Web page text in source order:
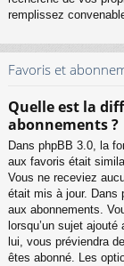
remplissez
Favoris et
Quelle est la
abonnements ?
Dans phpBB 3.0, la
aux favoris était
Vous ne receviez
était mis à jour. Dans
aux abonnements.
lorsqu’un sujet
lui, vous préviendra
êtes abonné. Les